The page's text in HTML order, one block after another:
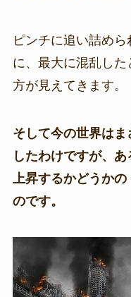
ピンチに追い詰め
に、最大に混乱した
方が見えてきます。
そして今の世界は
したわけですが、
上昇するかどうか
のです。